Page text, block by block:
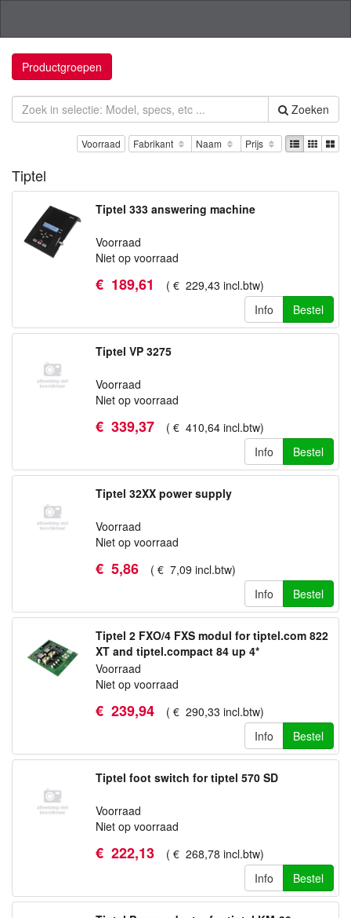
Productgroepen
Zoeken
Voorraad Fabrikant Naam Prijs
Tiptel
Tiptel 333 answering machine
Voorraad
Niet op voorraad
€ 189,61 ( € 229,43 incl.btw)
Info
Bestel
Tiptel VP 3275
Voorraad
Niet op voorraad
€ 339,37 ( € 410,64 incl.btw)
Info
Bestel
Tiptel 32XX power supply
Voorraad
Niet op voorraad
€ 5,86 ( € 7,09 incl.btw)
Info
Bestel
Tiptel 2 FXO/4 FXS modul for tiptel.com 822
XT and tiptel.compact 84 up 4*
Voorraad
Niet op voorraad
€ 239,94 ( € 290,33 incl.btw)
Info
Bestel
Tiptel foot switch for tiptel 570 SD
Voorraad
Niet op voorraad
€ 222,13 ( € 268,78 incl.btw)
Info
Bestel